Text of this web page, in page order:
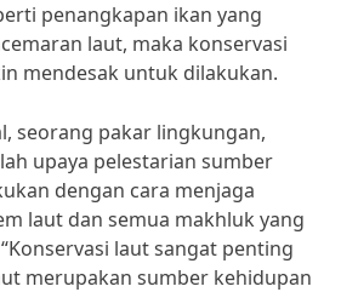
penangkapan ikan yang
laut, maka konservasi
mendesak untuk dilakukan.
seorang pakar lingkungan,
upaya pelestarian sumber
dengan cara menjaga
laut dan semua makhluk yang
laut sangat penting
merupakan sumber kehidupan